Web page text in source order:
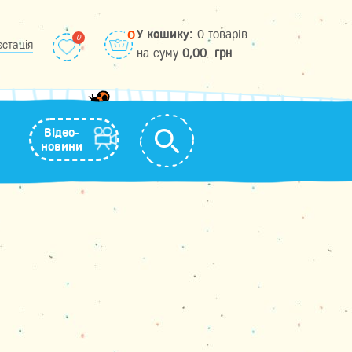
0У кошику: 0 товарів
на cуму 0,00 грн
Відео-
новини